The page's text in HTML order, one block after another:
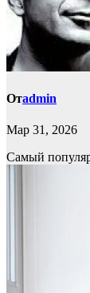
Отadmin
Мар 31, 2026
Самый